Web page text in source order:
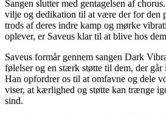
Sangen slutter med gentagelsen af
vilje og dedikation til at være der for den
trods af deres indre kamp og mørke
oplever, er Saveus klar til at blive hos
Saveus formår gennem sangen Dark
følelser og en stærk støtte til dem, der går
Han opfordrer os til at omfavne og dele
viser, at kærlighed og støtte kan trænge
sind.